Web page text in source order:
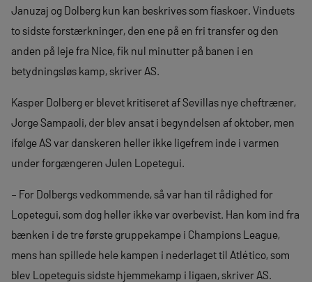
Januzaj og Dolberg kun kan beskrives som fiaskoer. Vinduets
to sidste forstærkninger, den ene på en fri transfer og den
anden på leje fra Nice, fik nul minutter på banen i en
betydningsløs kamp, skriver AS.
Kasper Dolberg er blevet kritiseret af Sevillas nye cheftræner,
Jorge Sampaoli, der blev ansat i begyndelsen af oktober, men
ifølge AS var danskeren heller ikke ligefrem inde i varmen
under forgængeren Julen Lopetegui.
– For Dolbergs vedkommende, så var han til rådighed for
Lopetegui, som dog heller ikke var overbevist. Han kom ind fra
bænken i de tre første gruppekampe i Champions League,
mens han spillede hele kampen i nederlaget til Atlético, som
blev Lopeteguis sidste hjemmekamp i ligaen, skriver AS.